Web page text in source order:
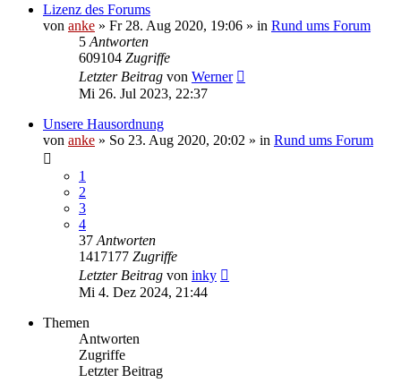
Lizenz des Forums
von anke » Fr 28. Aug 2020, 19:06 » in Rund ums Forum
5 Antworten
609104 Zugriffe
Letzter Beitrag von Werner
Mi 26. Jul 2023, 22:37
Unsere Hausordnung
von anke » So 23. Aug 2020, 20:02 » in Rund ums Forum
1
2
3
4
37 Antworten
1417177 Zugriffe
Letzter Beitrag von inky
Mi 4. Dez 2024, 21:44
Themen
Antworten
Zugriffe
Letzter Beitrag